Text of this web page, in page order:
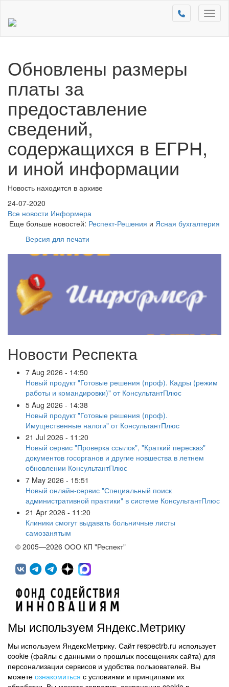
Обновлены размеры
платы за
предоставление
сведений,
содержащихся в ЕГРН,
и иной информации
Новость находится в архиве
24-07-2020
Все новости Информера
Еще больше новостей: Респект-Решения и Ясная бухгалтерия
Версия для печати
Новости Респекта
7 Aug 2026 - 14:50
Новый продукт "Готовые решения (проф). Кадры (режим
работы и командировки)" от КонсультантПлюс
5 Aug 2026 - 14:38
Новый продукт "Готовые решения (проф).
Имущественные налоги" от КонсультантПлюс
21 Jul 2026 - 11:20
Новый сервис "Проверка ссылок", "Краткий пересказ"
документов госорганов и другие новшества в летнем
обновлении КонсультантПлюс
7 May 2026 - 15:51
Новый онлайн-сервис "Специальный поиск
административной практики" в системе КонсультантПлюс
21 Apr 2026 - 11:20
Клиники смогут выдавать больничные листы
самозанятым
© 2005—2026 ООО КП "Респект"
450071, г.Уфа, ул. 50 лет СССР, д.48 корп.1, офис 307
(347) 291 20 70
Контактная информация
Мы используем Яндекс.Метрику
Мы используем ЯндексМетрику. Сайт respectrb.ru использует
cookie (файлы с данными о прошлых посещениях сайта) для
персонализации сервисов и удобства пользователей. Вы
можете ознакомиться с условиями и принципами их